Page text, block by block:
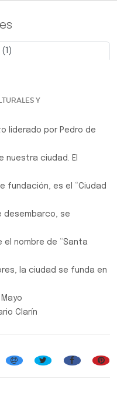
Y
liderado por Pedro de
nuestra ciudad. El
fundación, es el “Ciudad
desembarco, se
el nombre de “Santa
la ciudad se funda en
Clarín